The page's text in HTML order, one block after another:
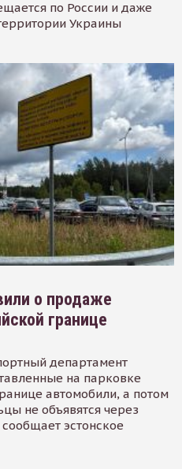
по России и даже
Украины
о продаже
границе
департамент
на парковке
автомобили, а потом
не объявятся через
эстонское